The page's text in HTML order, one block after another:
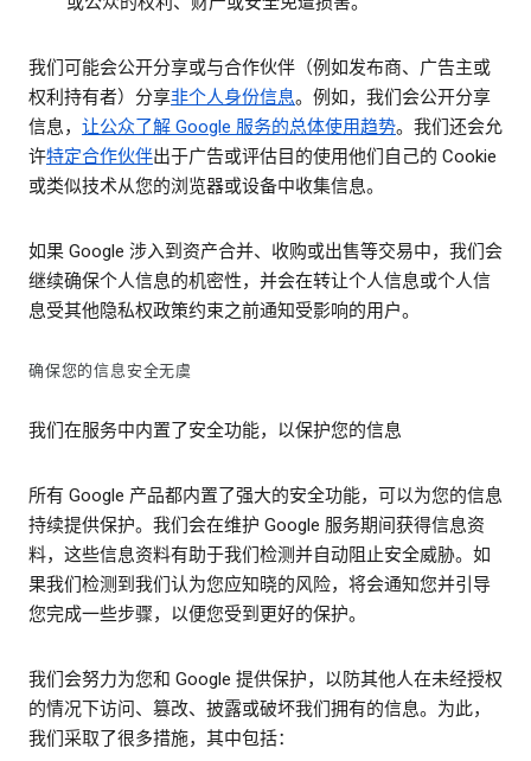
我们可能会公开分享或与合作伙伴（例如发布商、广告主或
权利持有者）分享非个人身份信息。例如，我们会公开分享
信息， 让公众了解 Google 服务的总体使用趋势。我们还会允
许特定合作伙伴出于广告或评估目的使用他们自己的 Cookie
或类似技术从您的浏览器或设备中收集信息。
如果 Google 涉入到资产合并、收购或出售等交易中，我们会
继续确保个人信息的机密性，并会在转让个人信息或个人信
息受其他隐私权政策约束之前通知受影响的用户。
确保您的信息安全无虞
我们在服务中内置了安全功能，以保护您的信息
所有 Google 产品都内置了强大的安全功能，可以为您的信息
持续提供保护。我们会在维护 Google 服务期间获得信息资
料，这些信息资料有助于我们检测并自动阻止安全威胁。如
果我们检测到我们认为您应知晓的风险，将会通知您并引导
您完成一些步骤，以便您受到更好的保护。
我们会努力为您和 Google 提供保护，以防其他人在未经授权
的情况下访问、篡改、披露或破坏我们拥有的信息。为此，
我们采取了很多措施，其中包括：